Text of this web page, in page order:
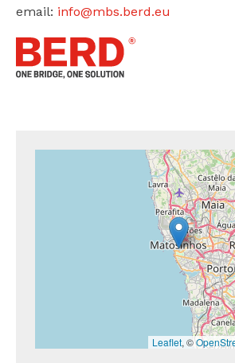
email: info@mbs.berd.eu
Leaflet, ©
cicap@cicap.pt